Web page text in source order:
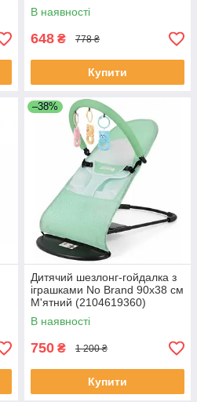
В наявності
648 ₴ 778 ₴
Купити
–38%
Дитячий шезлонг-гойдалка з
іграшками No Brand 90x38 см
М'ятний (2104619360)
В наявності
750 ₴ 1 200 ₴
Купити